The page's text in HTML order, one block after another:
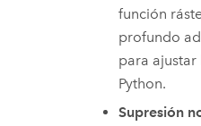
función
profundo
para
Python.
Supresión